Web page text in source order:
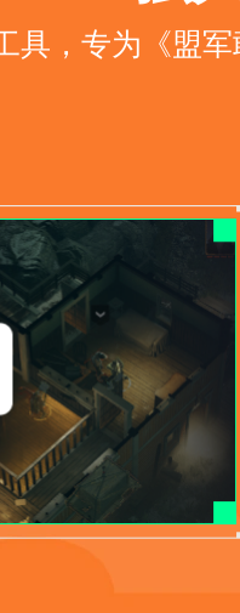
具，专为《盟